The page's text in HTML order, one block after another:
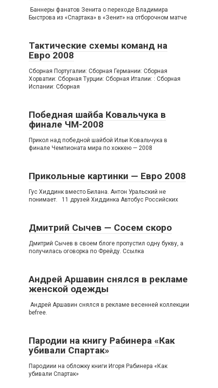
Баннеры фанатов Зенита о переходе Владимира
Быстрова из «Спартака» в «Зенит» на отборочном матче
Тактические схемы команд на
Евро 2008
Сборная Португалии: Сборная Германии: Сборная
Хорватии: Сборная Турции: Сборная Италии: : Сборная
Испании: Сборная
Победная шайба Ковальчука в
финале ЧМ-2008
Прикол над победной шайбой Ильи Ковальчука в
финале Чемпионата мира по хоккею — 2008
Прикольные картинки — Евро 2008
Гус Хиддинк вместо Билана. Антон Уральский не
понимает. 11 друзей Хиддинка Автобус Российских
Дмитрий Сычев — Сосем скоро
Дмитрий Сычев в своем блоге пропустил одну букву, а
получилась оговорка по Фрейду. Ссылка
Андрей Аршавин снялся в рекламе
женской одежды
Андрей Аршавин снялся в рекламе весенней коллекции
befree.
Пародии на книгу Рабинера «Как
убивали Спартак»
Пародиии на обложку книги Игоря Рабинера «Как
убивали Спартак»